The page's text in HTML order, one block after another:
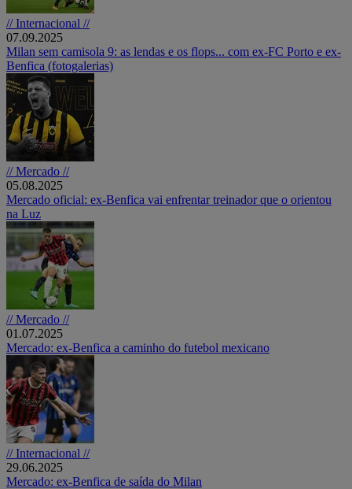
// Internacional //
07.09.2025
Milan sem camisola 9: as lendas e os flops... com ex-FC Porto e ex-
Benfica (fotogalerias)
// Mercado //
05.08.2025
Mercado oficial: ex-Benfica vai enfrentar treinador que o orientou
na Luz
// Mercado //
01.07.2025
Mercado: ex-Benfica a caminho do futebol mexicano
// Internacional //
29.06.2025
Mercado: ex-Benfica de saída do Milan